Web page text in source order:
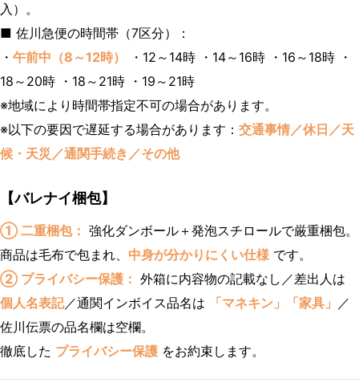
入）。
■ 佐川急便の時間帯（7区分）：
・ 午前中（8～12時）
・12～14時 ・14～16時 ・16～18時 ・
18～20時 ・18～21時 ・19～21時
※地域により時間帯指定不可の場合があります。
※以下の要因で遅延する場合があります： 交通事情／休日／天
候・天災／通関手続き／その他
【バレナイ梱包】
① 二重梱包： 強化ダンボール＋発泡スチロールで厳重梱包。
商品は毛布で包まれ、 中身が分かりにくい仕様 です。
② プライバシー保護： 外箱に内容物の記載なし／差出人は
個人名表記／通関インボイス品名は 「マネキン」「家具」 ／
佐川伝票の品名欄は空欄。
徹底した プライバシー保護 をお約束します。